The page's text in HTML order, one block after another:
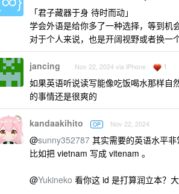
「君子藏器于身 待时而动」
学会外语是给你多了一种选择，等到机
对于个人来说，也是开阔视野或者换一
jancing Nov 22, 2024 via iPhone 1
如果英语听说读写能像吃饭喝水那样自
的事情还是很爽的
kandaakihito OP Nov 22, 2024
@sunny352787 其实需要的英语水平
比如把 vietnam 写成 vitenam 。
@Yukineko 看你这 id 是打算润立本？